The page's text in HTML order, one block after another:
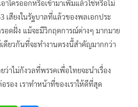
าใครออกหรือเข้ามาเพิ่มแล้วใช่หรือไม่
เสียงในรัฐบาลที่แล้วของพลเอกประ
อดฝั่ง แม้จะมีวิกฤตการณ์ต่างๆ มากมาย
เดียวกันที่จะทำงานตรงนี้สำคัญมากกว่า
าไม่กังวลที่พรรคเพื่อไทยจะนำเรื่อง
รอง เราทำหน้าที่ของเราให้ดีที่สุด